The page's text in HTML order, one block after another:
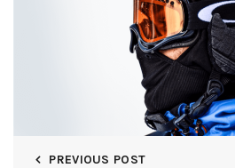
PREVIOUS POST